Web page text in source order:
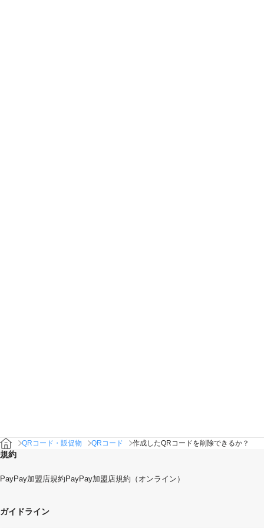
QRコード・販促物 QRコード 作成したQRコードを削除できるか？
規約
PayPay加盟店規約 PayPay加盟店規約（オンライン）
ガイドライン